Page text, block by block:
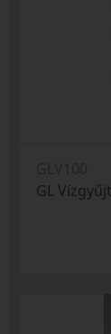
GL